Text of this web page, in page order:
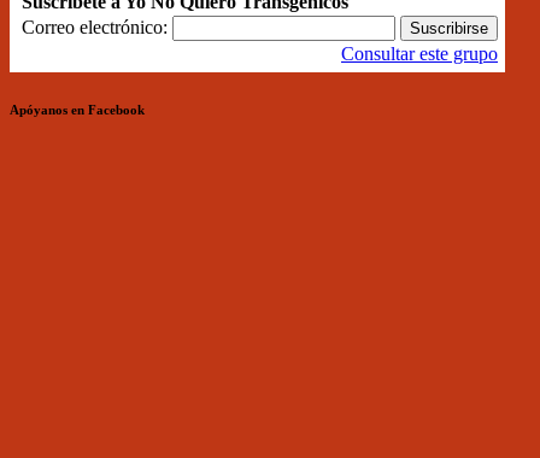
Correo electrónico:
Consultar este grupo
Apóyanos en Facebook